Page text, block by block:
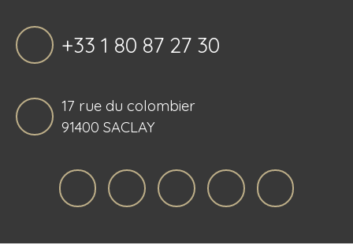
+33 1 80 87 27 30
17 rue du colombier
91400 SACLAY